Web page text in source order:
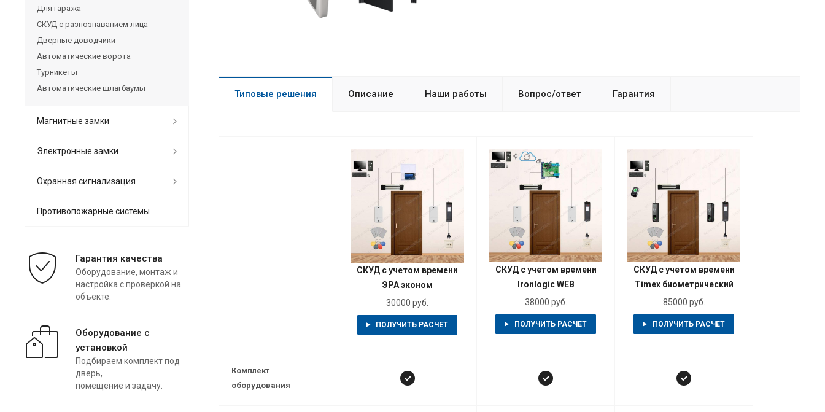
Типовые решения Описание Наши работы Вопрос/ответ Гарантия
СКУД с учетом времени
ЭРА эконом
30000 руб.
ПОЛУЧИТЬ РАСЧЕТ
СКУД с учетом времени
Ironlogic WEB
38000 руб.
ПОЛУЧИТЬ РАСЧЕТ
СКУД с учетом времени
Timex биометрический
85000 руб.
ПОЛУЧИТЬ РАСЧЕТ
Комплект
оборудования
Для гаража
СКУД с разпознаванием лица
Дверные доводчики
Автоматические ворота
Турникеты
Автоматические шлагбаумы
Магнитные замки
Электронные замки
Охранная сигнализация
Противопожарные системы
Гарантия качества
Оборудование, монтаж и
настройка с проверкой на
объекте.
Оборудование с
установкой
Подбираем комплект под
дверь,
помещение и задачу.